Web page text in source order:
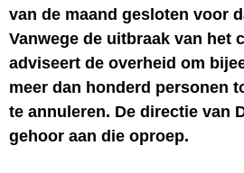
van de maand gesloten voor
Vanwege de uitbraak van het
adviseert de overheid om
meer dan honderd personen
te annuleren. De directie van
gehoor aan die oproep.